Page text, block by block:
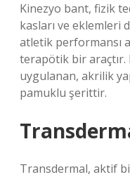
Kinezyo bant, fizik
kasları ve eklemleri
atletik performansı
terapötik bir araçtır.
uygulanan, akrilik
pamuklu şerittir.
Transdermal, aktif